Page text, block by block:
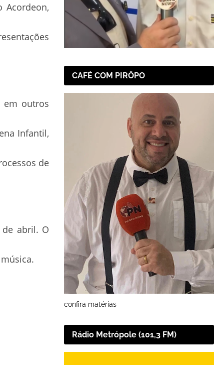
Acordeon,
em outros
Infantil,
de
de abril. O
CAFÉ COM PIRÔPO
confira matérias
Rádio Metrópole (101,3 FM)